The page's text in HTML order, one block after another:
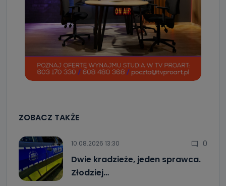
ZOBACZ TAKŻE
10.08.2026 13:30 0
Dwie kradzieże, jeden sprawca.
Złodziej…